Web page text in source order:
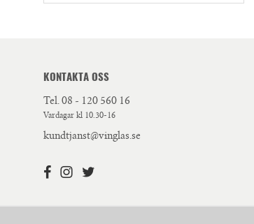
KONTAKTA OSS
Tel. 08 - 120 560 16
Vardagar kl 10.30-16
kundtjanst@vinglas.se